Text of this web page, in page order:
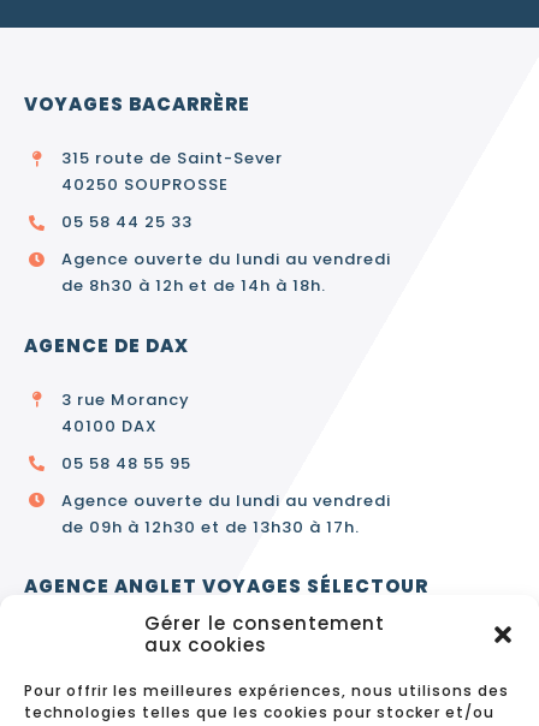
Gérer le consentement
aux cookies
Pour offrir les meilleures expériences, nous utilisons des
technologies telles que les cookies pour stocker et/ou
VOYAGES BACARRÈRE
315 route de Saint-Sever
40250 SOUPROSSE
05 58 44 25 33
Agence ouverte du lundi au vendredi
de 8h30 à 12h et de 14h à 18h.
AGENCE DE DAX
3 rue Morancy
40100 DAX
05 58 48 55 95
Agence ouverte du lundi au vendredi
de 09h à 12h30 et de 13h30 à 17h.
AGENCE ANGLET VOYAGES SÉLECTOUR
3 avenue de Bayonne
05 59 63 64 50